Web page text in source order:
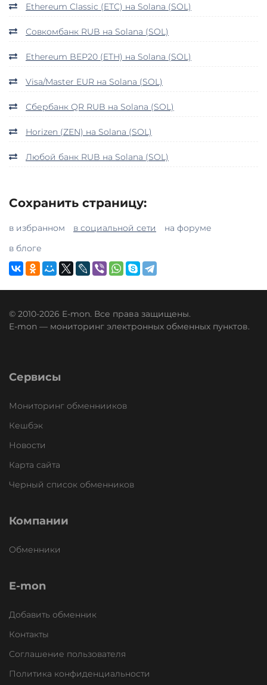
Ethereum Classic (ETC) на Solana (SOL)
Совкомбанк RUB на Solana (SOL)
Ethereum BEP20 (ETH) на Solana (SOL)
Visa/Master EUR на Solana (SOL)
Сбербанк QR RUB на Solana (SOL)
Horizen (ZEN) на Solana (SOL)
Любой банк RUB на Solana (SOL)
Сохранить страницу:
в избранном в социальной сети
на форуме
в блоге
© 2010-2026 E-mon. Все права защищены.
E-mon — мониторинг электронных обменных пунктов.
Сервисы
Мониторинг обменнииков
Кешбэк
Новости
Карта сайта
Черный список обменников
Компании
Обменники
E-mon
Добавить обменник
Контакты
Соглашение пользователя
Политика конфиденциальности